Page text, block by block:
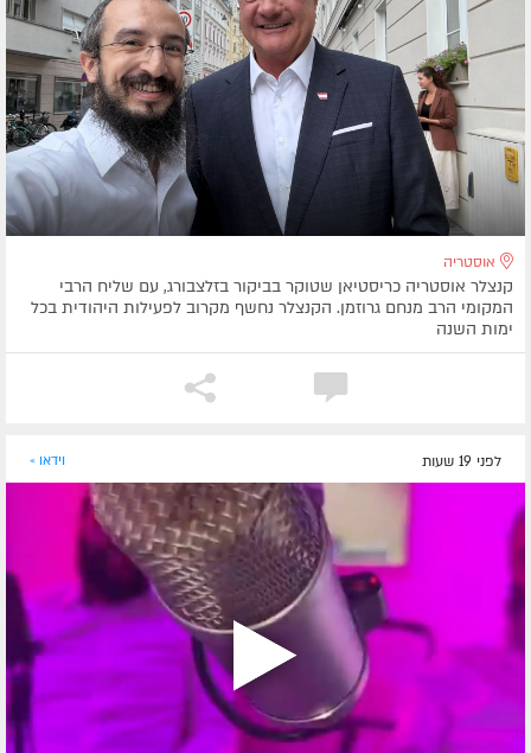
אוסטריה
קנצלר אוסטריה כריסטיאן שטוקר בביקור בזלצבורג, עם שליח הרבי
המקומי הרב מנחם גרוזמן. הקנצלר נחשף מקרוב לפעילות היהודית בכל
ימות השנה
לפני 19 שעות וידאו »